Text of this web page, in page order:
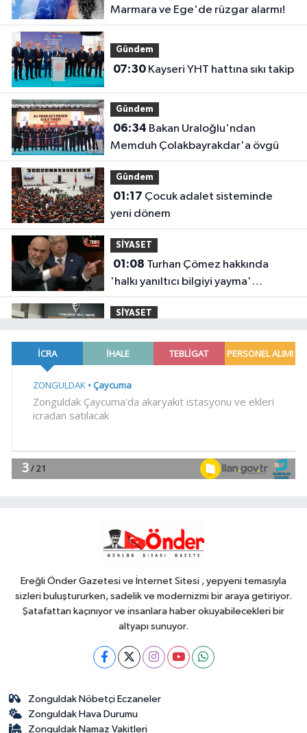
Marmara ve Ege'de rüzgar alarmı!
Gündem
07:30 Kayseri YHT hattına sıkı takip
Gündem
06:34
Memduh Çolakbayrakdar'a övgü
Gündem
01:17
yeni dönem
SİYASET
01:08
'halkı yanıltıcı bilgiyi yayma'
soruşturması
SİYASET
Kolları yönetimiyle buluştu
YAŞAM
23:54Arabesk müziğinin acı kaybı!
23:41Menderes Belediye Başkanı
İlkay Çiçek görevden uzaklaştırıldı
katılımlar... Gürsel Tekin: Birlikte
başaracağız
Ereğli Önder Gazetesi ve İnternet Sitesi , yepyeni temasıyla
sizleri buluştururken, sadelik ve modernizmi bir araya getiriyor.
Şatafattan kaçınıyor ve insanlara haber okuyabilecekleri bir
altyapı sunuyor.
Zonguldak Nöbetçi Eczaneler
Zonguldak Hava Durumu
Zonguldak Namaz Vakitleri